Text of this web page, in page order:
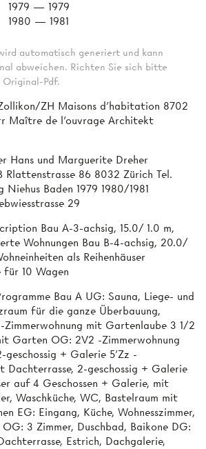
1979 — 1979
1980 — 1981
automatisch generiert und kann
abweichen. Richten Sie sich bitte
Original-Pdf.
ZH Maisons d'habitation 8702
Maître de l'ouvrage Architekt
Hans und Marguerite Dreher
Rlattenstrasse 86 8032 Zürich Tel.
Baden 1979 1980/1981
29
Bau A-3-achsig, 15.0/ 1.0 m,
Wohnungen Bau B-4-achsig, 20.0/
als Reihenhäuser
10 Wagen
Bau A UG: Sauna, Liege- und
für die ganze Überbauung,
Zimmerwohnung mit Gartenlaube 3 1/2
Garten OG: 2V2 -Zimmerwohnung
geschossig + Galerie 5'Zz -
Dachterrasse, 2-geschossig + Galerie
auf 4 Geschossen + Galerie, mit
Waschküche, WC, Bastelraum mit
EG: Eingang, Küche, Wohnesszimmer,
3 Zimmer, Duschbad, Baikone DG:
Estrich, Dachgalerie,